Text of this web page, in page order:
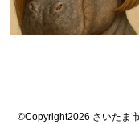
©Copyright2026 さいたま